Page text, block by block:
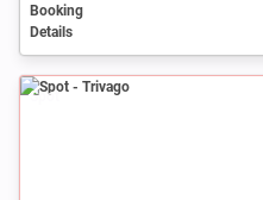
Booking
Details
Spot